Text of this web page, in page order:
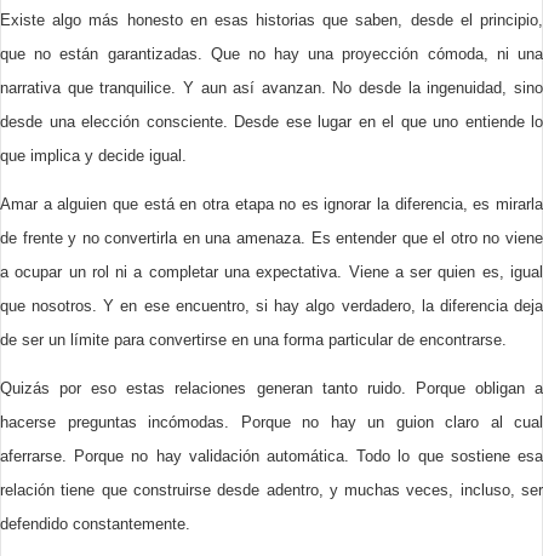
Existe algo más honesto en esas historias que saben, desde el principio,
que no están garantizadas. Que no hay una proyección cómoda, ni una
narrativa que tranquilice. Y aun así avanzan. No desde la ingenuidad, sino
desde una elección consciente. Desde ese lugar en el que uno entiende lo
que implica y decide igual.
Amar a alguien que está en otra etapa no es ignorar la diferencia, es mirarla
de frente y no convertirla en una amenaza. Es entender que el otro no viene
a ocupar un rol ni a completar una expectativa. Viene a ser quien es, igual
que nosotros. Y en ese encuentro, si hay algo verdadero, la diferencia deja
de ser un límite para convertirse en una forma particular de encontrarse.
Quizás por eso estas relaciones generan tanto ruido. Porque obligan a
hacerse preguntas incómodas. Porque no hay un guion claro al cual
aferrarse. Porque no hay validación automática. Todo lo que sostiene esa
relación tiene que construirse desde adentro, y muchas veces, incluso, ser
defendido constantemente.